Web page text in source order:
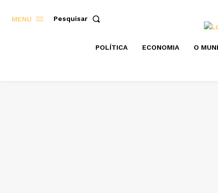
MENU Pesquisar
POLÍTICA ECONOMIA O